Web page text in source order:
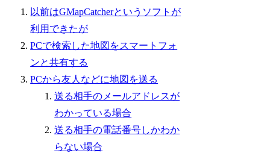
以前はGMapCatcherというソフトが
利用できたが
PCで検索した地図をスマートフォ
ンと共有する
PCから友人などに地図を送る
送る相手のメールアドレスが
わかっている場合
送る相手の電話番号しかわか
らない場合